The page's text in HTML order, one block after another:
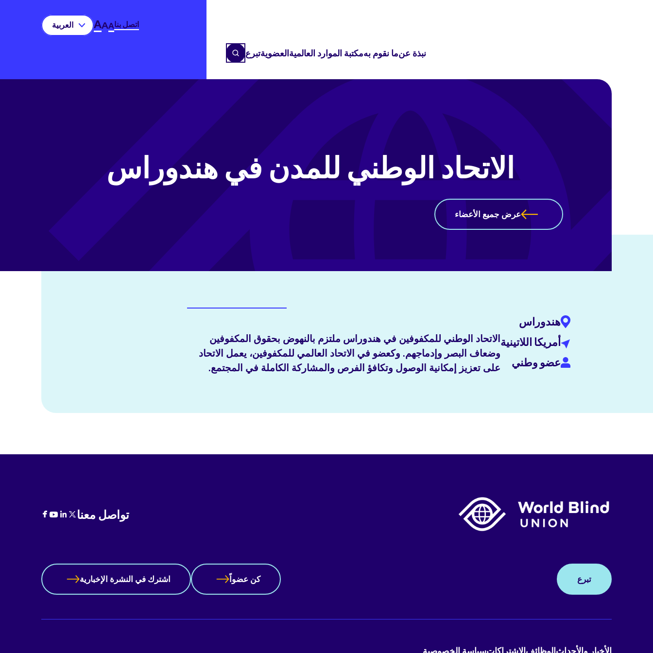
اتصل بناA
A
A العربية‏
نبذة عنما نقوم بهمكتبة الموارد العالميةالعضويةتبرع
الاتحاد الوطني للمدن في هندوراس
عرض جميع الأعضاء
هندوراس
أمريكا اللاتينية
عضو وطني
الاتحاد الوطني للمكفوفين في هندوراس ملتزم بالنهوض بحقوق المكفوفين
وضعاف البصر وإدماجهم. وكعضو في الاتحاد العالمي للمكفوفين، يعمل الاتحاد
على تعزيز إمكانية الوصول وتكافؤ الفرص والمشاركة الكاملة في المجتمع.
تبرع كن عضواً اشترك في النشرة الإخبارية
تواصل معنا